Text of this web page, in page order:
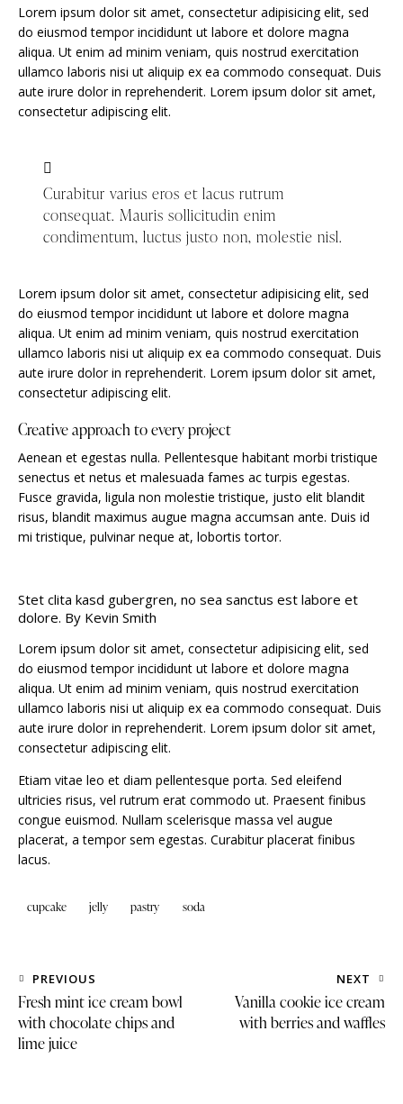
Lorem ipsum dolor sit amet, consectetur adipisicing elit, sed
do eiusmod tempor incididunt ut labore et dolore magna
aliqua. Ut enim ad minim veniam, quis nostrud exercitation
ullamco laboris nisi ut aliquip ex ea commodo consequat. Duis
aute irure dolor in reprehenderit. Lorem ipsum dolor sit amet,
consectetur adipiscing elit.
Curabitur varius eros et lacus rutrum
consequat. Mauris sollicitudin enim
condimentum, luctus justo non, molestie nisl.
Lorem ipsum dolor sit amet, consectetur adipisicing elit, sed
do eiusmod tempor incididunt ut labore et dolore magna
aliqua. Ut enim ad minim veniam, quis nostrud exercitation
ullamco laboris nisi ut aliquip ex ea commodo consequat. Duis
aute irure dolor in reprehenderit. Lorem ipsum dolor sit amet,
consectetur adipiscing elit.
Creative approach to every project
Aenean et egestas nulla. Pellentesque habitant morbi tristique
senectus et netus et malesuada fames ac turpis egestas.
Fusce gravida, ligula non molestie tristique, justo elit blandit
risus, blandit maximus augue magna accumsan ante. Duis id
mi tristique, pulvinar neque at, lobortis tortor.
Stet clita kasd gubergren, no sea sanctus est labore et
dolore. By Kevin Smith
Lorem ipsum dolor sit amet, consectetur adipisicing elit, sed
do eiusmod tempor incididunt ut labore et dolore magna
aliqua. Ut enim ad minim veniam, quis nostrud exercitation
ullamco laboris nisi ut aliquip ex ea commodo consequat. Duis
aute irure dolor in reprehenderit. Lorem ipsum dolor sit amet,
consectetur adipiscing elit.
Etiam vitae leo et diam pellentesque porta. Sed eleifend
ultricies risus, vel rutrum erat commodo ut. Praesent finibus
congue euismod. Nullam scelerisque massa vel augue
placerat, a tempor sem egestas. Curabitur placerat finibus
lacus.
cupcake jelly pastry soda
PREVIOUS
Fresh mint ice cream bowl
with chocolate chips and
lime juice
NEXT
Vanilla cookie ice cream
with berries and waffles